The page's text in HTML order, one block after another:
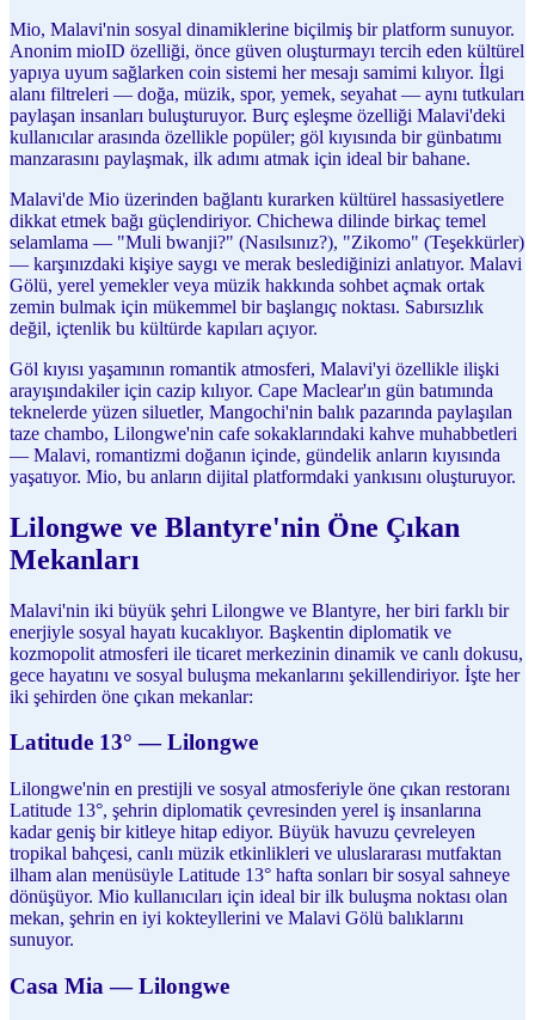
Mio, Malavi'nin sosyal dinamiklerine biçilmiş bir platform sunuyor.
Anonim mioID özelliği, önce güven oluşturmayı tercih eden kültürel
yapıya uyum sağlarken coin sistemi her mesajı samimi kılıyor. İlgi
alanı filtreleri — doğa, müzik, spor, yemek, seyahat — aynı tutkuları
paylaşan insanları buluşturuyor. Burç eşleşme özelliği Malavi'deki
kullanıcılar arasında özellikle popüler; göl kıyısında bir günbatımı
manzarasını paylaşmak, ilk adımı atmak için ideal bir bahane.
Malavi'de Mio üzerinden bağlantı kurarken kültürel hassasiyetlere
dikkat etmek bağı güçlendiriyor. Chichewa dilinde birkaç temel
selamlama — "Muli bwanji?" (Nasılsınız?), "Zikomo" (Teşekkürler)
— karşınızdaki kişiye saygı ve merak beslediğinizi anlatıyor. Malavi
Gölü, yerel yemekler veya müzik hakkında sohbet açmak ortak
zemin bulmak için mükemmel bir başlangıç noktası. Sabırsızlık
değil, içtenlik bu kültürde kapıları açıyor.
Göl kıyısı yaşamının romantik atmosferi, Malavi'yi özellikle ilişki
arayışındakiler için cazip kılıyor. Cape Maclear'ın gün batımında
teknelerde yüzen siluetler, Mangochi'nin balık pazarında paylaşılan
taze chambo, Lilongwe'nin cafe sokaklarındaki kahve muhabbetleri
— Malavi, romantizmi doğanın içinde, gündelik anların kıyısında
yaşatıyor. Mio, bu anların dijital platformdaki yankısını oluşturuyor.
Lilongwe ve Blantyre'nin Öne Çıkan
Mekanları
Malavi'nin iki büyük şehri Lilongwe ve Blantyre, her biri farklı bir
enerjiyle sosyal hayatı kucaklıyor. Başkentin diplomatik ve
kozmopolit atmosferi ile ticaret merkezinin dinamik ve canlı dokusu,
gece hayatını ve sosyal buluşma mekanlarını şekillendiriyor. İşte her
iki şehirden öne çıkan mekanlar:
Latitude 13° — Lilongwe
Lilongwe'nin en prestijli ve sosyal atmosferiyle öne çıkan restoranı
Latitude 13°, şehrin diplomatik çevresinden yerel iş insanlarına
kadar geniş bir kitleye hitap ediyor. Büyük havuzu çevreleyen
tropikal bahçesi, canlı müzik etkinlikleri ve uluslararası mutfaktan
ilham alan menüsüyle Latitude 13° hafta sonları bir sosyal sahneye
dönüşüyor. Mio kullanıcıları için ideal bir ilk buluşma noktası olan
mekan, şehrin en iyi kokteyllerini ve Malavi Gölü balıklarını
sunuyor.
Casa Mia — Lilongwe